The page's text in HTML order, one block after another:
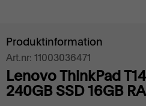
Produktinformation
Art.nr: 11003036471
Lenovo ThinkPad
240GB SSD 16GB